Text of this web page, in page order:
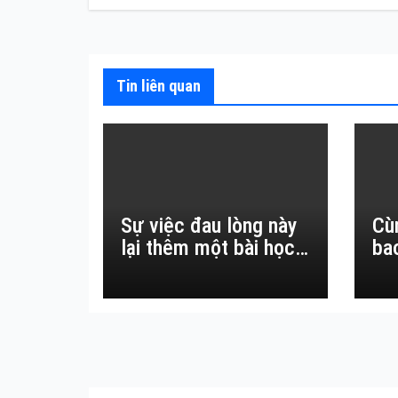
bài
Tin liên quan
Sự việc đau lòng này
lại thêm một bài học
thường.